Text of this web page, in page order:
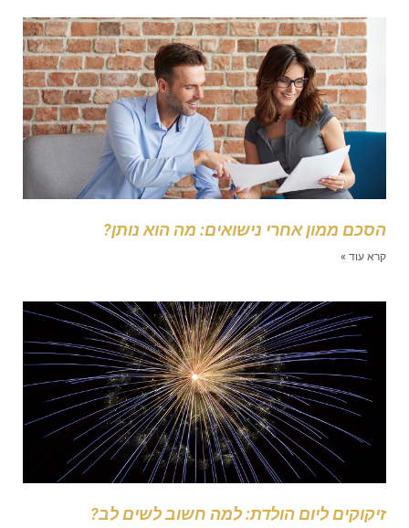
ממון אחרי נישואים: מה הוא נותן?
עוד »
ליום הולדת: למה חשוב לשים לב?